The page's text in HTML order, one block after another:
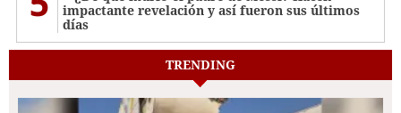
impactante revelación y así fueron sus últimos
días
TRENDING